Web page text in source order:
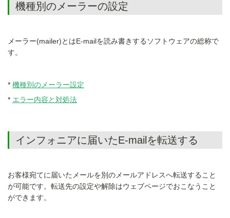
機種別のメーラーの設定
メーラー(mailer)とはE-mailを読み書きするソフトウェアの総称で
す。
機種別のメーラー設定
エラー内容と対処法
インフォニアに届いたE-mailを転送する
お客様宛てに届いたメールを別のメールアドレスへ転送すること
が可能です。転送先の設定や解除はウェブページでおこなうこと
ができます。